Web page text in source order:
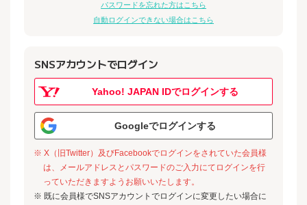
パスワードを忘れた方はこちら
自動ログインできない場合はこちら
SNSアカウントでログイン
Yahoo! JAPAN IDでログインする
Googleでログインする
※ X（旧Twitter）及びFacebookでログインをされていた会員様
は、メールアドレスとパスワードのご入力にてログインを行
っていただきますようお願いいたします。
※ 既に会員様でSNSアカウントでログインに変更したい場合に